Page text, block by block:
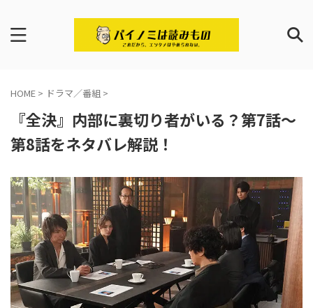
HOME > ドラマ／番組 >
『全決』内部に裏切り者がいる？第7話〜
第8話をネタバレ解説！